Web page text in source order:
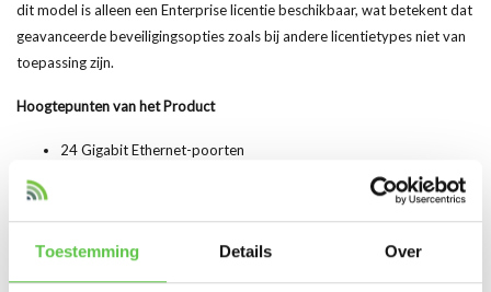
Toestemming Details Over
dit model is alleen een Enterprise licentie beschikbaar, wat betekent dat
geavanceerde beveiligingsopties zoals bij andere licentietypes niet van
toepassing zijn.
Hoogtepunten van het Product
24 Gigabit Ethernet-poorten
Cloud-gebaseerd beheer via het Meraki Dashboard
Layer 2 switching voor eenvoudige netwerkstructuren
Energiezuinig ontwerp voor lagere operationele kosten
Eenvoudige installatie en beheer, ideaal voor kleine tot